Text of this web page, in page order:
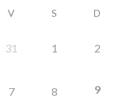
V S D
31 1 2
7 8 9